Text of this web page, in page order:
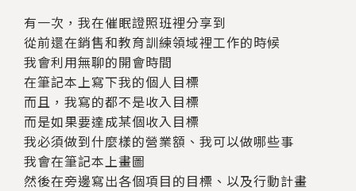
有一次，我在催眠證照班裡分享到
從前還在銷售和教育訓練領域裡工作的時候
我會利用無聊的開會時間
在筆記本上寫下我的個人目標
而且，我寫的都不是收入目標
而是如果要達成某個收入目標
我必須做到什麼樣的營業額、我可以做哪些事
我會在筆記本上畫圖
然後在旁邊寫出各個項目的目標、以及行動計畫